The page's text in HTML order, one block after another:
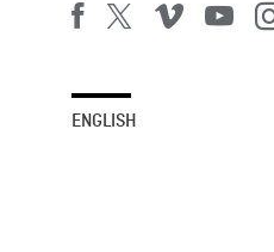
ENGLISH